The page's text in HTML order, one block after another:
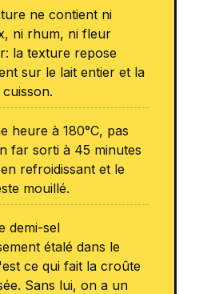
ne contient ni
ni rhum, ni fleur
la texture repose
sur le lait entier et la
heure à 180°C, pas
far sorti à 45 minutes
refroidissant et le
mouillé.
demi-sel
étalé dans le
ce qui fait la croûte
Sans lui, on a un